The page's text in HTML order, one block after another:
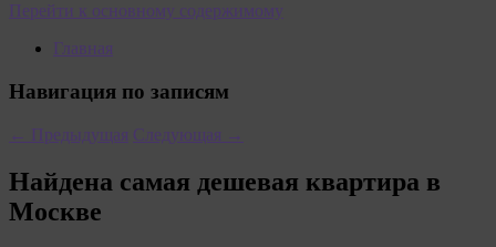
Перейти к основному содержимому
Главная
Навигация по записям
← Предыдущая Следующая →
Найдена самая дешевая квартира в
Москве